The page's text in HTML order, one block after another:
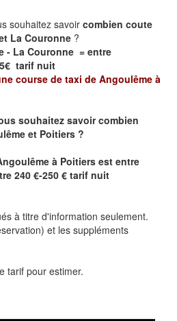
souhaitez savoir combien coute
La Couronne ?
- La Couronne = entre
tarif nuit
course de taxi de Angoulême à
souhaitez savoircombien
et Poitiers ?
à Poitiersest entre
240 €-250 € tarif nuit
à titre d'information seulement.
et les suppléments
tarif pour estimer.